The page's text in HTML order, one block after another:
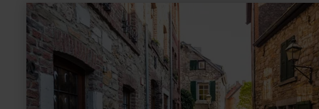
meer
informatie
over:
Historischer
Altstadtkern
Stolberg